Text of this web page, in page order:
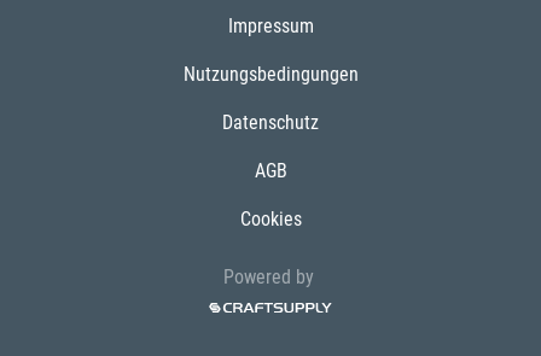
Impressum
Nutzungsbedingungen
Datenschutz
AGB
Cookies
Powered by